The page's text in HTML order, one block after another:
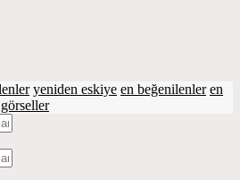
yeniden eskiye en beğenilenler en